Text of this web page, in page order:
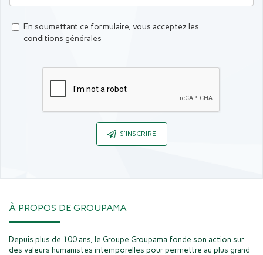
En soumettant ce formulaire, vous acceptez les
conditions générales
S'INSCRIRE
À PROPOS DE GROUPAMA
Depuis plus de 100 ans, le Groupe Groupama fonde son action sur
des valeurs humanistes intemporelles pour permettre au plus grand